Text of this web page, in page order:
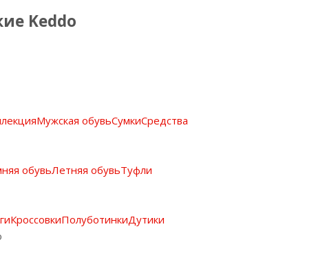
Keddo
Мужская обувьСумкиСредства
обувьЛетняя обувьТуфли
КроссовкиПолуботинкиДутики